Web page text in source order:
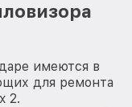
имеются в
для ремонта
2.